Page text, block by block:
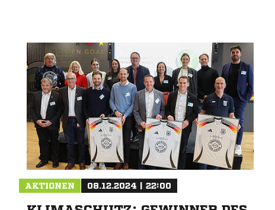
AKTIONEN 08.12.2024 | 22:00